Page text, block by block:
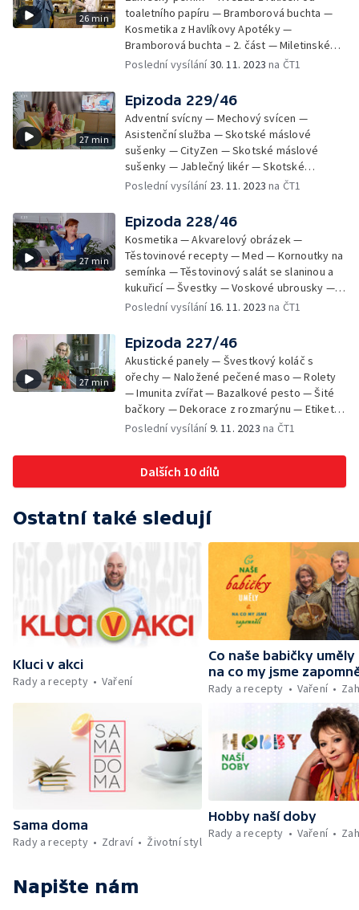
26 min
toaletního papíru — Bramborová buchta —
Kosmetika z Havlíkovy Apotéky —
Bramborová buchta – 2. část — Miletinské
modlitbičky — Ovocné oplatky — Miletinské
Pomerančový likér — Vánoční ozdoba
Poslední vysílání30. 11. 2023 na ČT1
27 min
Epizoda 229/46
Adventní svícny — Mechový svícen —
Asistenční služba — Skotské máslové
sušenky — CityZen — Skotské máslové
sušenky — Jablečný likér — Skotské
máslové sušenky — Horké jablko — Sůl s
— Cibulový salát a cibulové placky —
Adventní kalendář — Internetová televize —
Stromeček ze šišek — Soutěž
Poslední vysílání 23. 11. 2023 na ČT1
27 min
Epizoda 228/46
Kosmetika — Akvarelový obrázek —
Těstovinové recepty — Med — Kornoutky na
semínka — Těstovinový salát se slaninou a
kukuřicí — Švestky — Voskové ubrousky —
Zapečené široké nudle s ořechy —
Soutěž
Poslední vysílání16. 11. 2023 na ČT1
27 min
Epizoda 227/46
Akustické panely — Švestkový koláč s
ořechy — Naložené pečené maso — Rolety
— Imunita zvířat — Bazalkové pesto — Šité
bačkory — Dekorace z rozmarýnu — Etiketa
na bazalkové pesto — Chlebíčky — Mixit —
Poslední vysílání9. 11. 2023 na ČT1
Dalších 10 dílů
Ostatní také sledují
Kluci v akci
Rady a recepty
Vaření
Co naše babičky uměly
na co my jsme
Rady a recepty
Vaření
Sama doma
Rady a recepty
Zdraví Životní styl
Hobby naší doby
Rady a recepty
Vaření
Napište nám